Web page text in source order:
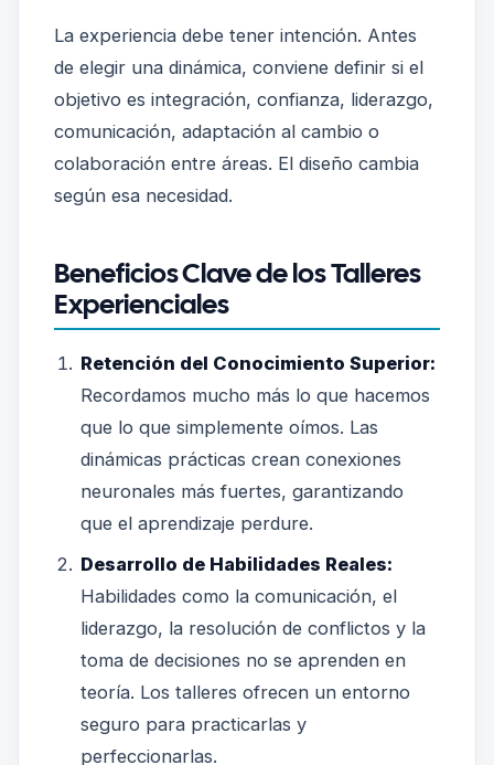
La experiencia debe tener intención. Antes
de elegir una dinámica, conviene definir si el
objetivo es integración, confianza, liderazgo,
comunicación, adaptación al cambio o
colaboración entre áreas. El diseño cambia
según esa necesidad.
Beneficios Clave de los Talleres
Experienciales
Retención del Conocimiento Superior:
Recordamos mucho más lo que hacemos
que lo que simplemente oímos. Las
dinámicas prácticas crean conexiones
neuronales más fuertes, garantizando
que el aprendizaje perdure.
Desarrollo de Habilidades Reales:
Habilidades como la comunicación, el
liderazgo, la resolución de conflictos y la
toma de decisiones no se aprenden en
teoría. Los talleres ofrecen un entorno
seguro para practicarlas y
perfeccionarlas.